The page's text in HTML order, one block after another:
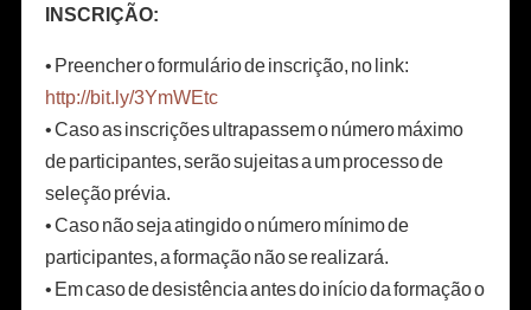
INSCRIÇÃO:
• Preencher o formulário de inscrição, no link:
http://bit.ly/3YmWEtc
• Caso as inscrições ultrapassem o número máximo
de participantes, serão sujeitas a um processo de
seleção prévia.
• Caso não seja atingido o número mínimo de
participantes, a formação não se realizará.
• Em caso de desistência antes do início da formação o